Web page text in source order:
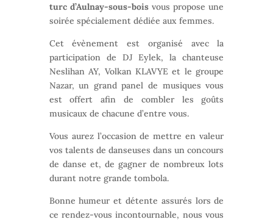
turc d’Aulnay-sous-boisvous propose une
soirée spécialement dédiée aux femmes.
Cet évènement est organisé avec la
participation de DJ Eylek, la chanteuse
Neslihan AY, Volkan KLAVYE et le groupe
Nazar, un grand panel de musiques vous
est offert afin de combler les goûts
musicaux de chacune d’entre vous.
Vous aurez l’occasion de mettre en valeur
vos talents de danseuses dans un concours
de danse et, de gagner de nombreux lots
durant notre grande tombola.
Bonne humeur et détente assurés lors de
ce rendez-vous incontournable, nous vous